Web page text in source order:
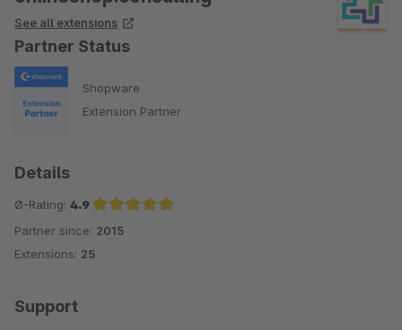
See all extensions
Partner Status
Shopware
Extension Partner
Details
Ø-Rating: 4.9
Average rating of 4.9 out of 5 stars
Partner since: 2015
Extensions: 25
Support